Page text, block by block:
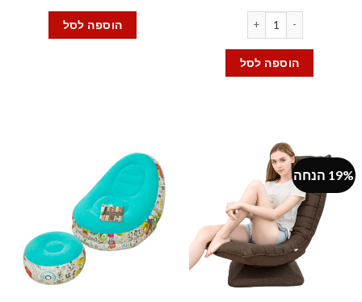
הוספה לסל
הוספה לסל
19% הנחה